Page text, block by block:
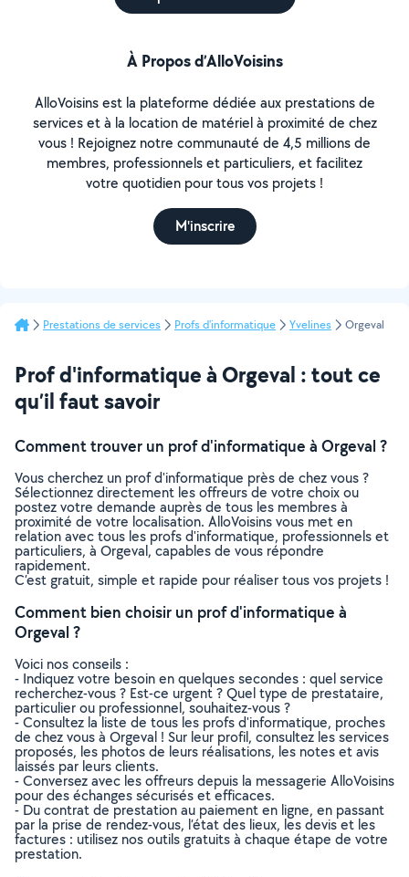
À Propos d’AlloVoisins
AlloVoisins est la plateforme dédiée aux prestations de
services et à la location de matériel à proximité de chez
vous ! Rejoignez notre communauté de 4,5 millions de
membres, professionnels et particuliers, et facilitez
votre quotidien pour tous vos projets !
M'inscrire
Prestations de services Profs d'informatique Yvelines Orgeval
Prof d'informatique à Orgeval : tout ce
qu’il faut savoir
Comment trouver un prof d'informatique à Orgeval ?
Vous cherchez un prof d'informatique près de chez vous ?
Sélectionnez directement les offreurs de votre choix ou
postez votre demande auprès de tous les membres à
proximité de votre localisation. AlloVoisins vous met en
relation avec tous les profs d'informatique, professionnels et
particuliers, à Orgeval, capables de vous répondre
rapidement.
C’est gratuit, simple et rapide pour réaliser tous vos projets !
Comment bien choisir un prof d'informatique à
Orgeval ?
Voici nos conseils :
- Indiquez votre besoin en quelques secondes : quel service
recherchez-vous ? Est-ce urgent ? Quel type de prestataire,
particulier ou professionnel, souhaitez-vous ?
- Consultez la liste de tous les profs d'informatique, proches
de chez vous à Orgeval ! Sur leur profil, consultez les services
proposés, les photos de leurs réalisations, les notes et avis
laissés par leurs clients.
- Conversez avec les offreurs depuis la messagerie AlloVoisins
pour des échanges sécurisés et efficaces.
- Du contrat de prestation au paiement en ligne, en passant
par la prise de rendez-vous, l’état des lieux, les devis et les
factures : utilisez nos outils gratuits à chaque étape de votre
prestation.